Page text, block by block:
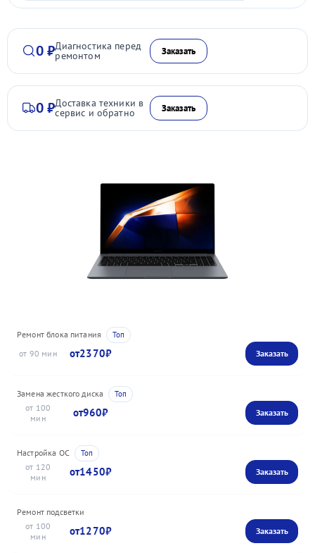
0 ₽Диагностика перед
ремонтом Заказать
0 ₽Доставка техники в
сервис и обратно Заказать
Ремонт блока питания
90
2370
Замена жесткого диска
100
960
Настройка ОС
120
1450
Ремонт подсветки
100
1270